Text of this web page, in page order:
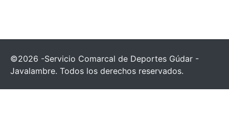
©2026 -Servicio Comarcal de Deportes Gúdar -
Javalambre. Todos los derechos reservados.